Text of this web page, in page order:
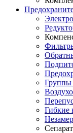
Группы
Гибкие